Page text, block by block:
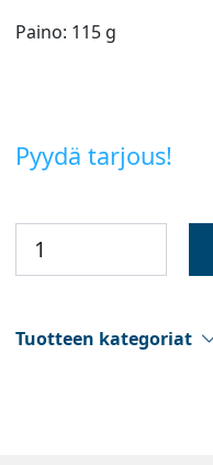
Paino: 115 g
Pyydä tarjous!
Tuotteen kategoriat